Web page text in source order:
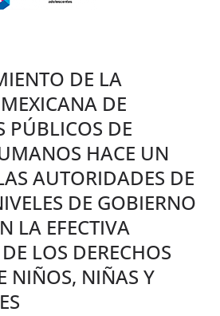
DE LA
DE
PÚBLICOS DE
HACE UN
AUTORIDADES DE
DE GOBIERNO
LA EFECTIVA
LOS DERECHOS
NIÑOS, NIÑAS Y